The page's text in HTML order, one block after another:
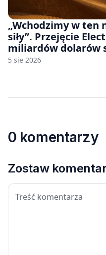
„Wchodzimy w ten
siły”. Przejęcie
miliardów dolarów
5 sie 2026
0 komentarzy
Zostaw